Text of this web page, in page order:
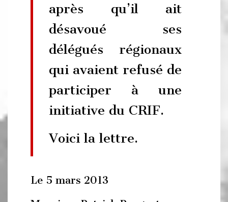
après qu’il ait
désavoué ses
délégués régionaux
qui avaient refusé de
participer à une
initiative du CRIF.
Voici la lettre.
Le 5 mars 2013